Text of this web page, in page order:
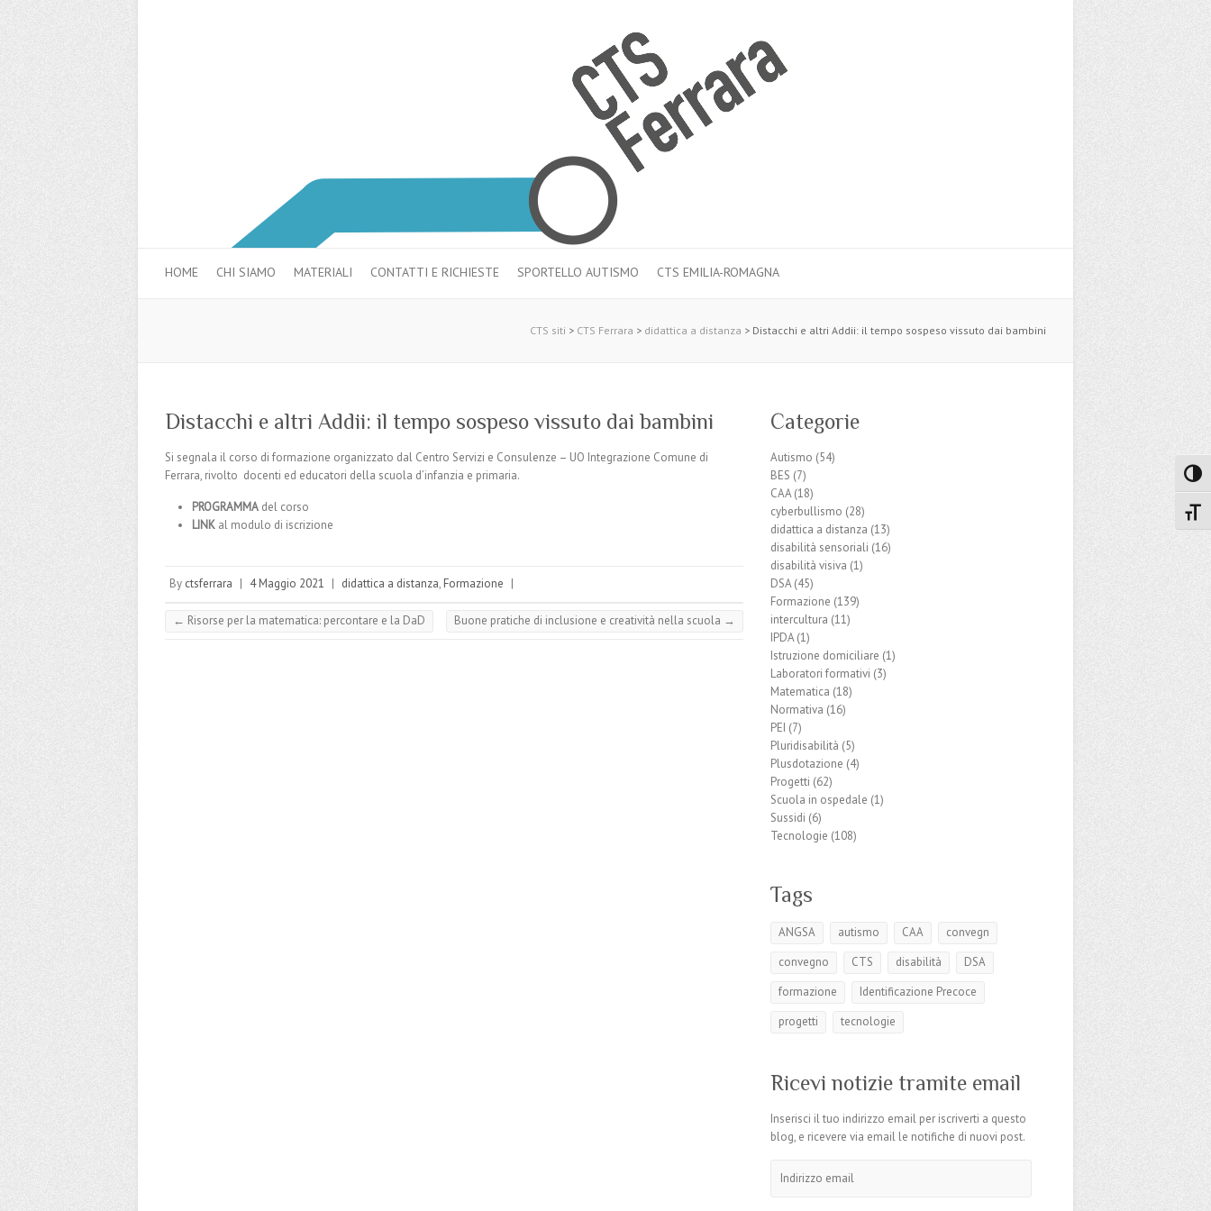
HOME CHI SIAMO MATERIALI CONTATTI E RICHIESTE SPORTELLO AUTISMO CTS EMILIA-ROMAGNA
CTS siti > CTS Ferrara > didattica a distanza > Distacchi e altri Addii: il tempo sospeso vissuto dai bambini
Distacchi e altri Addii: il tempo sospeso vissuto dai bambini
Si segnala il corso di formazione organizzato dal Centro Servizi e Consulenze – UO Integrazione Comune di
Ferrara, rivolto docenti ed educatori della scuola d’infanzia e primaria.
PROGRAMMA del corso
LINK al modulo di iscrizione
By ctsferrara | 4 Maggio 2021 | didattica a distanza, Formazione |
← Risorse per la matematica: percontare e la DaD Buone pratiche di inclusione e creatività nella scuola →
Categorie
Autismo (54)
BES (7)
CAA(18)
cyberbullismo (28)
didattica a distanza (13)
disabilità sensoriali (16)
disabilità visiva (1)
DSA(45)
Formazione (139)
intercultura (11)
IPDA(1)
Istruzione domiciliare (1)
Laboratori formativi (3)
Matematica (18)
Normativa (16)
PEI (7)
Pluridisabilità (5)
Plusdotazione (4)
Progetti (62)
Scuola in ospedale (1)
Sussidi (6)
Tecnologie (108)
Tags
ANGSA autismo CAA
convegn
convegno
CTS disabilità
DSA
formazione
Identificazione Precoce
progetti
tecnologie
Ricevi notizie tramite email
Inserisci il tuo indirizzo email per iscriverti a questo
blog, e ricevere via email le notifiche di nuovi post.
email